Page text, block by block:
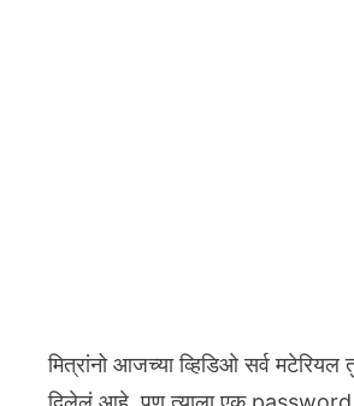
मित्रांनो आजच्या व्हिडिओ सर्व मटेरियल